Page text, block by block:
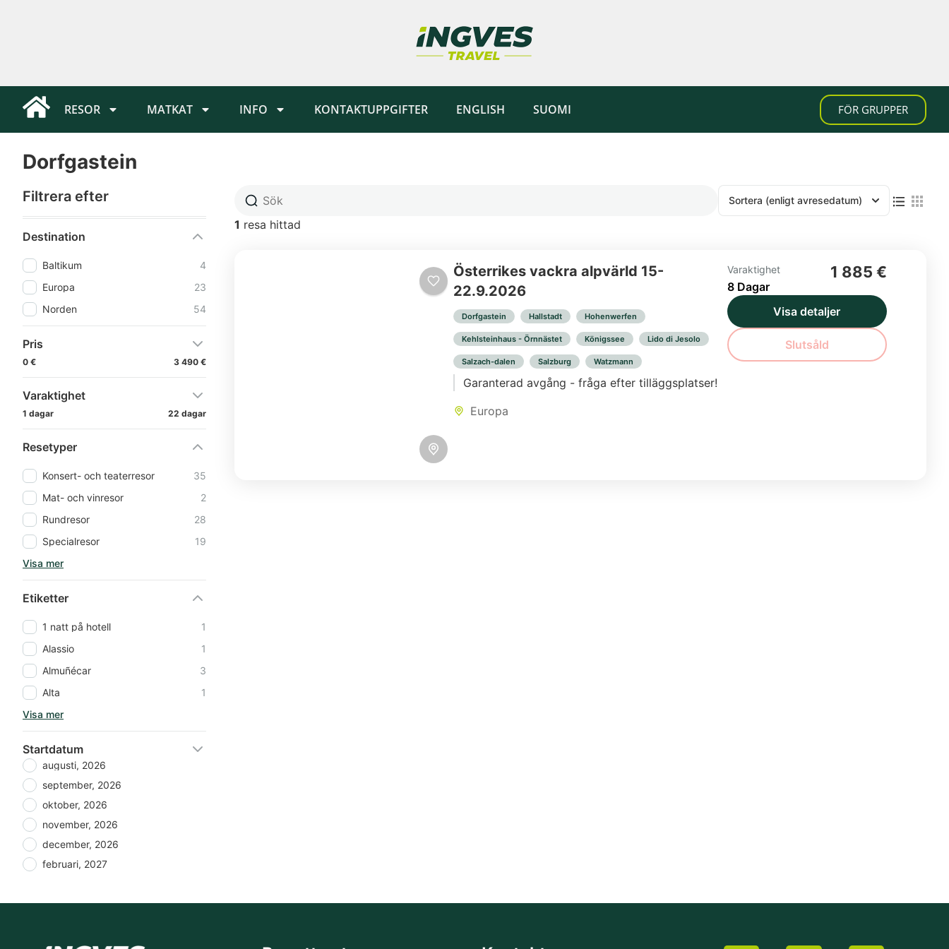
RESOR MATKAT INFO KONTAKTUPPGIFTER ENGLISH SUOMI FÖR GRUPPER
Dorfgastein
Filtrera efter
Destination
Baltikum
4
Europa
23
Norden
54
Pris
0 € 3 490 €
Varaktighet
1 dagar 22 dagar
Resetyper
Konsert- och teaterresor
35
Mat- och vinresor
2
Rundresor
28
Specialresor
19
Visa mer
Etiketter
1 natt på hotell
1
Alassio
1
Almuñécar
3
Alta
1
Visa mer
Startdatum
augusti, 2026
september, 2026
oktober, 2026
november, 2026
december, 2026
februari, 2027
Sortera (enligt avresedatum)
1 resa hittad
Österrikes vackra alpvärld 15-
22.9.2026
Dorfgastein Hallstadt Hohenwerfen
Kehlsteinhaus - Örnnästet Königssee Lido di Jesolo
Salzach-dalen Salzburg Watzmann
Garanterad avgång - fråga efter tilläggsplatser!
Europa
Varaktighet
8 Dagar
1 885 €
Visa detaljer
Slutsåld